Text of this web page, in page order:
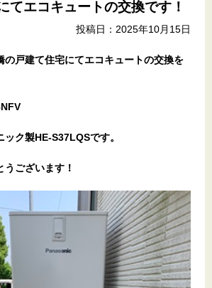
てエコキュートの交換です！
投稿日：2025年10月15日
の戸建て住宅にてエコキュートの交換を
ク製HE-S37LQSです。
うございます ！